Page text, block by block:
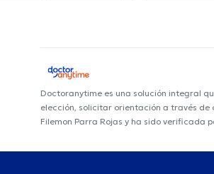
Doctoranytime es una solución integral
elección, solicitar orientación a través
Filemon Parra Rojas y ha sido verificada